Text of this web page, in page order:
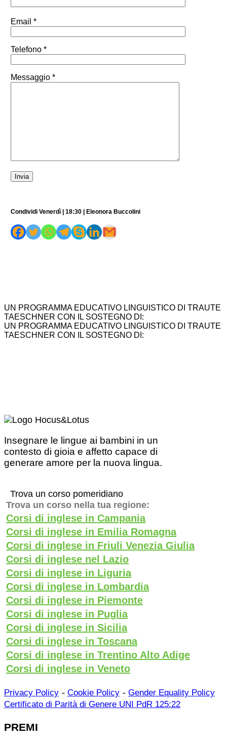
Email *
Telefono *
Messaggio *
Condividi Venerdì | 18:30 | Eleonora Buccolini
UN PROGRAMMA EDUCATIVO LINGUISTICO DI TRAUTE
TAESCHNER CON IL SOSTEGNO DI:
UN PROGRAMMA EDUCATIVO LINGUISTICO DI TRAUTE
TAESCHNER CON IL SOSTEGNO DI:
Insegnare le lingue ai bambini in un
contesto di gioia e affetto capace di
generare amore per la nuova lingua.
Trova un corso pomeridiano
Trova un corso nella tua regione:
Corsi di inglese in Campania
Corsi di inglese in Emilia Romagna
Corsi di inglese in Friuli Venezia Giulia
Corsi di inglese nel Lazio
Corsi di inglese in Liguria
Corsi di inglese in Lombardia
Corsi di inglese in Piemonte
Corsi di inglese in Puglia
Corsi di inglese in Sicilia
Corsi di inglese in Toscana
Corsi di inglese in Trentino Alto Adige
Corsi di inglese in Veneto
Privacy Policy - Cookie Policy - Gender Equality Policy
Certificato di Parità di Genere UNI PdR 125:22
PREMI